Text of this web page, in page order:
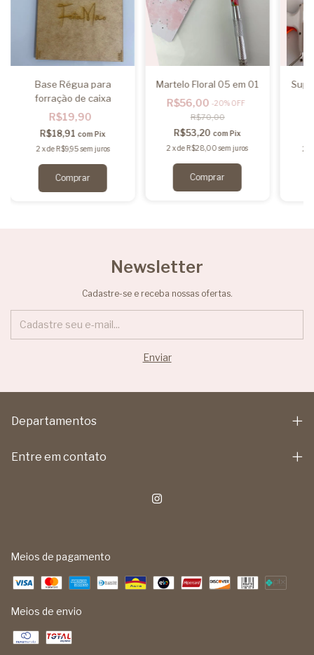
Base Régua para
forração de caixa
R$19,90
R$18,91 com Pix
2 xdeR$9,95sem juros
Martelo Floral 05 em 01
R$56,00-20% OFF
R$70,00
R$53,20com Pix
2 xdeR$28,00 sem juros 2
Newsletter
Cadastre-se e receba nossas ofertas.
Departamentos
Entre em contato
Meios de pagamento
Meios de envio